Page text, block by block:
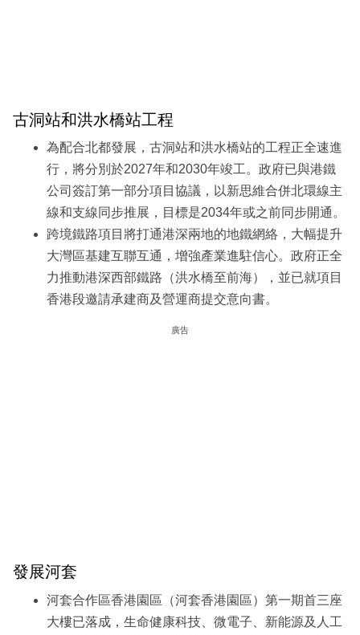
古洞站和洪水橋站工程
為配合北都發展，古洞站和洪水橋站的工程正全速進
行，將分別於2027年和2030年竣工。政府已與港鐵
公司簽訂第一部分項目協議，以新思維合併北環線主
線和支線同步推展，目標是2034年或之前同步開通。
跨境鐵路項目將打通港深兩地的地鐵網絡，大幅提升
大灣區基建互聯互通，增強產業進駐信心。政府正全
力推動港深西部鐵路（洪水橋至前海），並已就項目
香港段邀請承建商及營運商提交意向書。
廣告
發展河套
河套合作區香港園區（河套香港園區）第一期首三座
大樓已落成，生命健康科技、微電子、新能源及人工